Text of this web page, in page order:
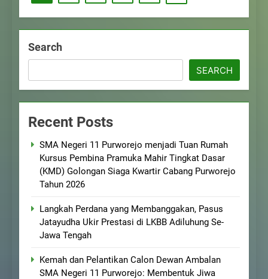
Search
SEARCH
Recent Posts
SMA Negeri 11 Purworejo menjadi Tuan Rumah
Kursus Pembina Pramuka Mahir Tingkat Dasar
(KMD) Golongan Siaga Kwartir Cabang Purworejo
Tahun 2026
Langkah Perdana yang Membanggakan, Pasus
Jatayudha Ukir Prestasi di LKBB Adiluhung Se-
Jawa Tengah
Kemah dan Pelantikan Calon Dewan Ambalan
SMA Negeri 11 Purworejo: Membentuk Jiwa